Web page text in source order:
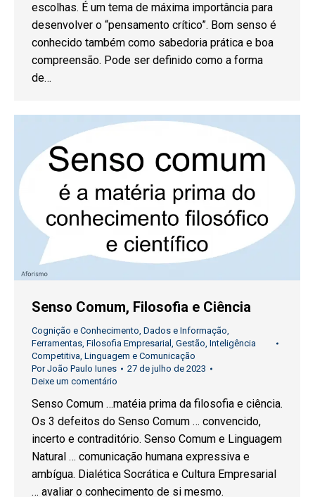
escolhas. É um tema de máxima importância para
desenvolver o “pensamento crítico”. Bom senso é
conhecido também como sabedoria prática e boa
compreensão. Pode ser definido como a forma
de…
Senso Comum, Filosofia e Ciência
Cognição e Conhecimento Dados e Informação
Ferramentas Filosofia Empresarial Gestão Inteligência
Competitiva Linguagem e Comunicação
PorJoão Paulo Iunes
27 de julho de 2023
Deixe um comentário
Senso Comum …matéia prima da filosofia e ciência.
Os 3 defeitos do Senso Comum … convencido,
incerto e contraditório. Senso Comum e Linguagem
Natural … comunicação humana expressiva e
ambígua. Dialética Socrática e Cultura Empresarial
… avaliar o conhecimento de si mesmo.